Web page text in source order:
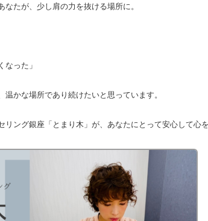
たが、少し肩の力を抜ける場所に。
なった」
かな場所であり続けたいと思っています。
リング銀座「とまり木」が、あなたにとって安心して心